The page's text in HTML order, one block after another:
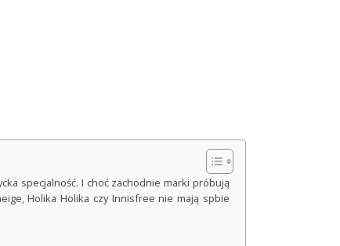
specjalność. I choć zachodnie marki próbują
Holika Holika czy Innisfree nie mają spbie